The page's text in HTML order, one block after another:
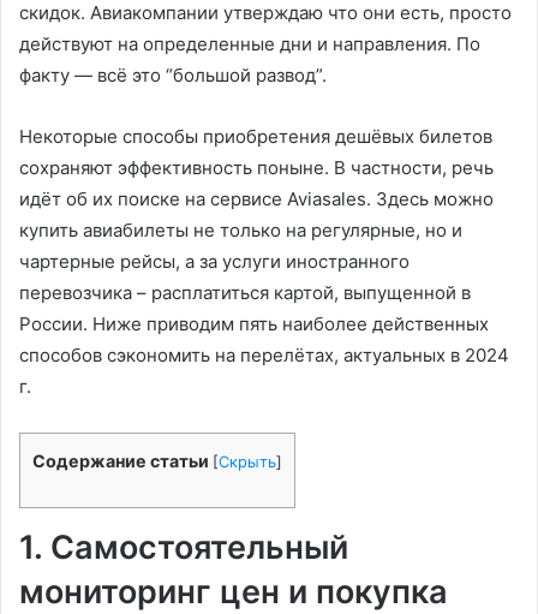
скидок. Авиакомпании утверждаю что они есть, просто
действуют на определенные дни и направления. По
факту — всё это “большой развод”.
Некоторые способы приобретения дешёвых билетов
сохраняют эффективность поныне. В частности, речь
идёт об их поиске на сервисе Aviasales. Здесь можно
купить авиабилеты не только на регулярные, но и
чартерные рейсы, а за услуги иностранного
перевозчика – расплатиться картой, выпущенной в
России. Ниже приводим пять наиболее действенных
способов сэкономить на перелётах, актуальных в 2024
г.
Содержание статьи [Скрыть]
1. Самостоятельный
мониторинг цен и покупка